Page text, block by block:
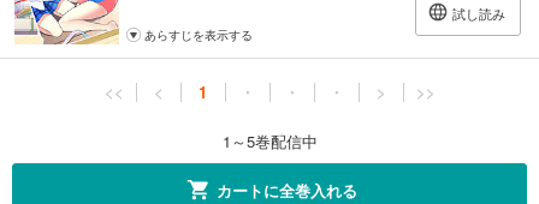
試し読み
あらすじを表示する
<< < 1 ・ ・ ・ > >>
1～5巻配信中
カートに全巻入れる